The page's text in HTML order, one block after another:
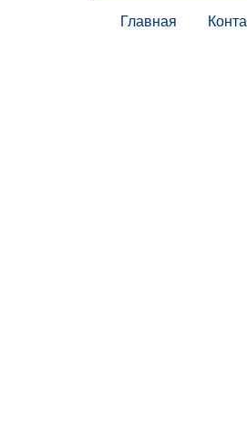
Главная